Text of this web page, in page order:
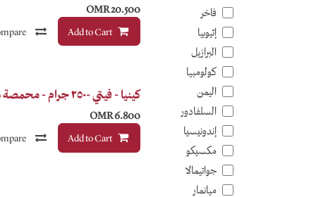
فاخر
إثيوبيا
البرازيل
كولومبيا
اليمن
السلفادور
إندونيسيا
مكسيكو
جواتيمالا
ميانمار
20.500
OMR
Add to Cart
كينيا - فيتي -٢٥٠ جرام - محمصة سويل
6.800
OMR
Add to Cart